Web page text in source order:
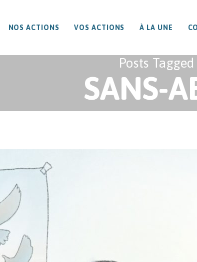
NOS ACTIONS VOS ACTIONS À LA UNE
Posts Tagged
SANS-